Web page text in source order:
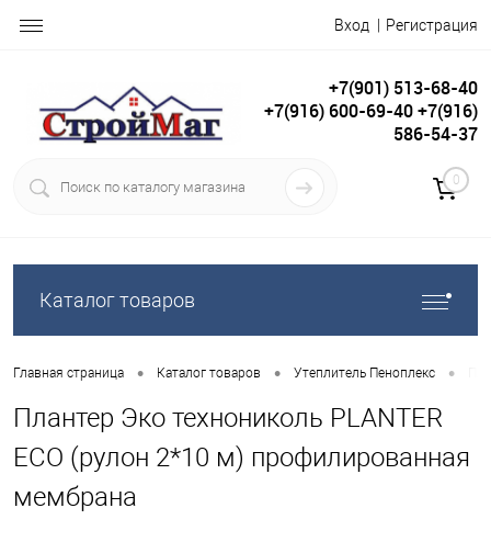
Вход Регистрация
+7(901) 513-68-40
+7(916) 600-69-40 +7(916)
586-54-37
0
Каталог товаров
Главная страница • Каталог товаров • Утеплитель Пеноплекс •
Плантер Эко технониколь PLANTER
ECO (рулон 2*10 м) профилированная
мембрана